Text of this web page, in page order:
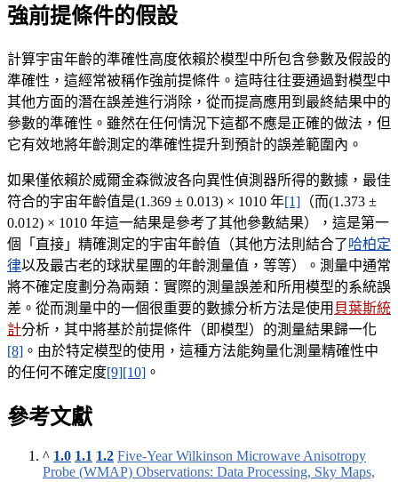
強前提條件的假設
計算宇宙年齡的準確性高度依賴於模型中所包含參數及假設的
準確性，這經常被稱作強前提條件。這時往往要通過對模型中
其他方面的潛在誤差進行消除，從而提高應用到最終結果中的
參數的準確性。雖然在任何情況下這都不應是正確的做法，但
它有效地將年齡測定的準確性提升到預計的誤差範圍內。
如果僅依賴於威爾金森微波各向異性偵測器所得的數據，最佳
符合的宇宙年齡值是(1.369 ± 0.013) × 1010 年[1] （而(1.373 ±
0.012) × 1010 年這一結果是參考了其他參數結果），這是第一
個「直接」精確測定的宇宙年齡值（其他方法則結合了哈柏定
律以及最古老的球狀星團的年齡測量值，等等）。測量中通常
將不確定度劃分為兩類：實際的測量誤差和所用模型的系統誤
差。從而測量中的一個很重要的數據分析方法是使用 貝葉斯統
計分析，其中將基於前提條件（即模型）的測量結果歸一化
[8] 。由於特定模型的使用，這種方法能夠量化測量精確性中
的任何不確定度[9][10] 。
參考文獻
^ 1.0 1.1 1.2 Five-Year Wilkinson Microwave Anisotropy
Probe (WMAP) Observations: Data Processing, Sky Maps,